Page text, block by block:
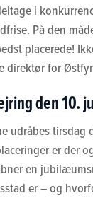
i
På den
placerede!
direktør for
den 10.
udråbes tirsdag
er der
en
er – og